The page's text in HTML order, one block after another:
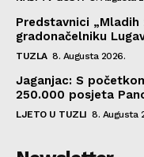
Predstavnici
gradonačelniku
TUZLA 8. Augusta 2026.
Jaganjac: S
250.000 posjeta
LJETO U TUZLI 8. Augusta